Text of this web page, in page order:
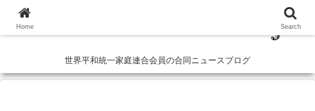
世界平和統一家庭連合会員の合同ニュースブログ
Home Search